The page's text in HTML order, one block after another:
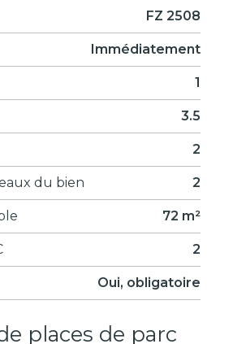
FZ 2508
Immédiatement
1
3.5
2
du bien 2
72 m²
2
Oui, obligatoire
places de parc